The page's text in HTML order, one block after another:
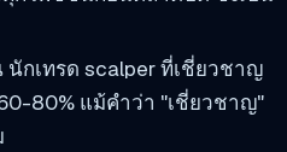
นักเทรด scalper ที่เชี่ยวชาญ
80% แม้คำว่า "เชี่ยวชาญ"